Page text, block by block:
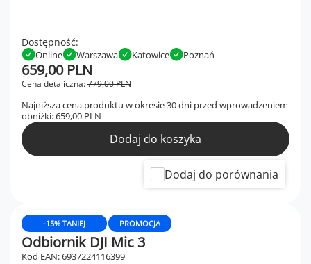
Dostępność:
Online Warszawa Katowice Poznań
Cena detaliczna:779,00 PLN
659,00 PLN
Najniższa cena produktu w okresie 30 dni przed wprowadzeniem
obniżki:659,00 PLN
Dodaj do koszyka
Dodaj do porównania
PROMOCJA
-15% TANIEJ
Odbiornik DJI Mic 3
Kod EAN: 6937224116399